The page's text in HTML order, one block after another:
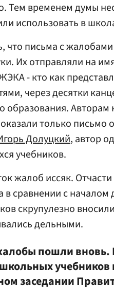
Тем временем думы
использовать в
что письма с
Их отправляли на
- кто как
через десятки
образования.
только письмо
Долуцкий, автор
учебников.
жалоб иссяк.
в сравнении с
скрупулезно
дельными.
пошли
учебников
заседании